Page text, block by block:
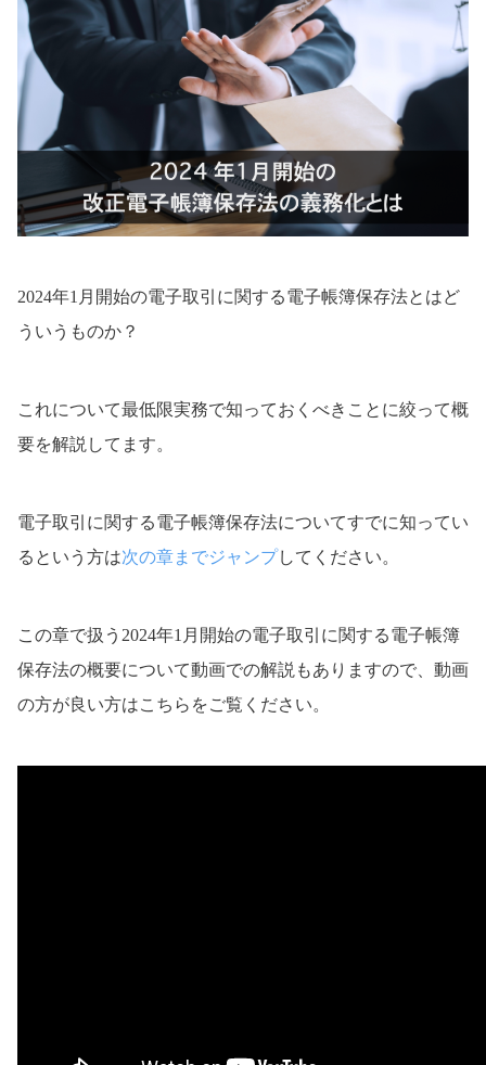
2024年1月開始の電子取引に関する電子帳簿保存法とはど
ういうものか？
これについて最低限実務で知っておくべきことに絞って概
要を解説してます。
電子取引に関する電子帳簿保存法についてすでに知ってい
るという方は次の章までジャンプしてください。
この章で扱う2024年1月開始の電子取引に関する電子帳簿
保存法の概要について動画での解説もありますので、動画
の方が良い方はこちらをご覧ください。